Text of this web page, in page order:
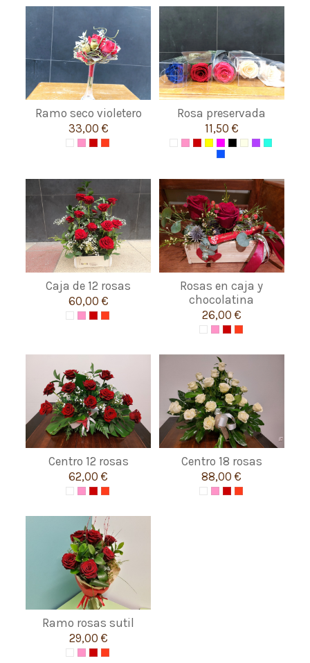
Ramo seco violetero
33,00 €
Rosa preservada
11,50 €
Caja de 12 rosas
60,00 €
Rosas en caja y
chocolatina
26,00 €
Centro 12 rosas
62,00 €
Centro 18 rosas
88,00 €
Ramo rosas sutil
29,00 €